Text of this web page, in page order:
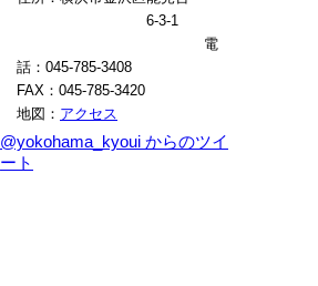
6-3-1
電
話：045-785-3408
FAX：045-785-3420
地図： アクセス
@yokohama_kyoui からのツイ
ート